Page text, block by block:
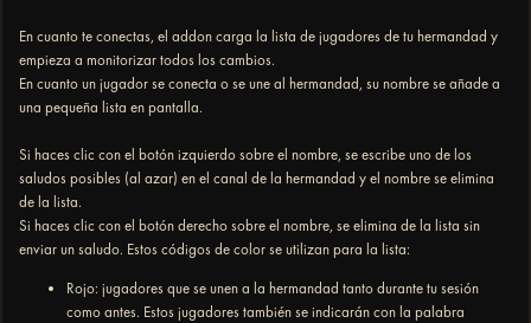
En cuanto te conectas, el addon carga la lista de jugadores de tu hermandad y
empieza a monitorizar todos los cambios.
En cuanto un jugador se conecta o se une al hermandad, su nombre se añade a
una pequeña lista en pantalla.
Si haces clic con el botón izquierdo sobre el nombre, se escribe uno de los
saludos posibles (al azar) en el canal de la hermandad y el nombre se elimina
de la lista.
Si haces clic con el botón derecho sobre el nombre, se elimina de la lista sin
enviar un saludo. Estos códigos de color se utilizan para la lista:
Rojo: jugadores que se unen a la hermandad tanto durante tu sesión
como antes. Estos jugadores también se indicarán con la palabra